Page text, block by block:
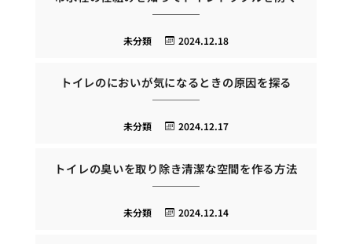
2024.12.18
未分類
トイレのにおいが気になるときの原因を探る
2024.12.17
未分類
トイレの臭いを取り除き清潔な空間を作る方法
2024.12.14
未分類